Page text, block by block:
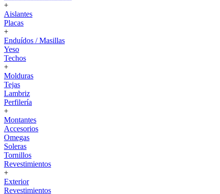
+
Aislantes
Placas
+
Enduídos / Masillas
Yeso
Techos
+
Molduras
Tejas
Lambriz
Perfilería
+
Montantes
Accesorios
Omegas
Soleras
Tornillos
Revestimientos
+
Exterior
Revestimientos